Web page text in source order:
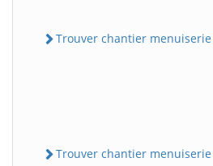
Trouver chantier menuiserie
Trouver chantier menuiserie